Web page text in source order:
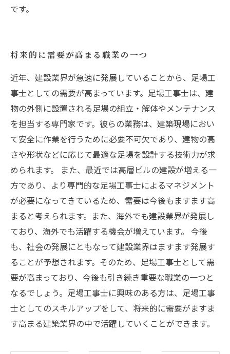
です。
将来的に需要が高まる職業の一つ
近年、建設業界が急速に発展していることから、足場工
事士としての需要が高まっています。足場工事士は、建
物の外側に設置される足場の組立・解体やメンテナンス
を担当する専門家です。彼らの業務は、建築現場におい
て安全に作業を行うために必要不可欠であり、建物の高
さや形状などに応じて最適な足場を設計する技術力が求
められます。 また、最近では高層ビルの建設が増える一
方であり、より専門的な足場工事士によるマネジメント
が必要になってきているため、需要は今後もますます高
まると考えられます。また、海外でも建設業界が発展し
ており、海外でも活躍する機会が増えています。 今後
も、社会の発展にともなって建設業界はますます発展す
ることが予想されます。そのため、足場工事士として需
要が高まっており、今後も引き続き重要な職業の一つと
なるでしょう。足場工事士に興味のある方は、足場工事
士としてのスキルアップをして、将来的に需要がますま
す高まる建築業界の中で活躍していくことができます。